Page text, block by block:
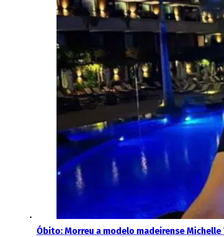
Óbito: Morreu a modelo madeirense Michelle